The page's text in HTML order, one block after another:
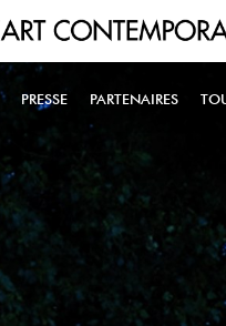
PRESSE PARTENAIRES